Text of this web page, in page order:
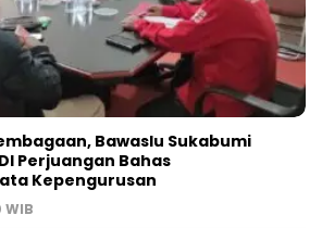
Bawaslu Sukabumi
Perjuangan Bahas
Kepengurusan
WIB